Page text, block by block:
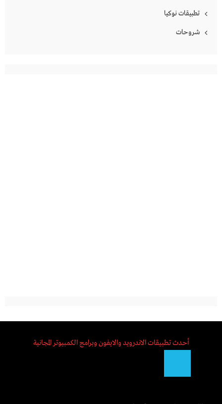
تطبيقات نوكيا
شروحات
أحدث تطبيقات الاندرويد والايفون وبرامج الكمبيوتر المجانية